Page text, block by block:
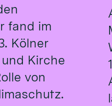
fand im
Kölner
Kirche
von